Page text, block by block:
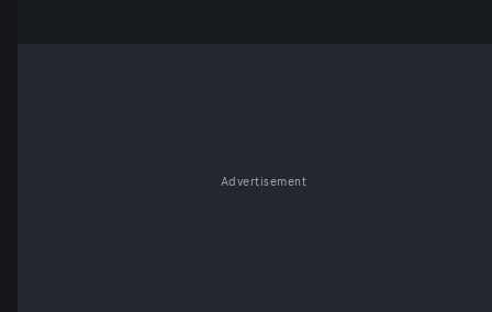
Advertisement